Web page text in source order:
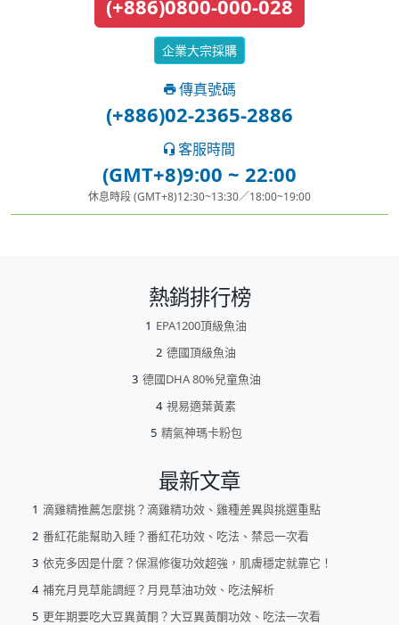
(+886)0800-000-028
企業大宗採購
傳真號碼
(+886)02-2365-2886
客服時間
(GMT+8)9:00 ~ 22:00
休息時段 (GMT+8)12:30~13:30／18:00~19:00
熱銷排行榜
EPA1200頂級魚油
德國頂級魚油
德國DHA 80%兒童魚油
視易適葉黃素
精氣神瑪卡粉包
最新文章
滴雞精推薦怎麼挑？滴雞精功效、雞種差異與挑選重點
番紅花能幫助入睡？番紅花功效、吃法、禁忌一次看
依克多因是什麼？保濕修復功效超強，肌膚穩定就靠它！
補充月見草能調經？月見草油功效、吃法解析
更年期要吃大豆異黃酮？大豆異黃酮功效、吃法一次看